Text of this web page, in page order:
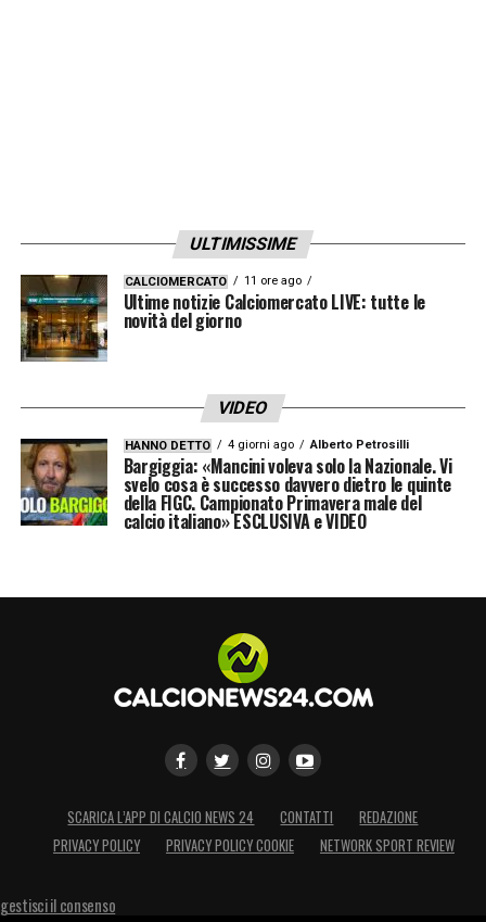
ULTIMISSIME
CALCIOMERCATO 11 ore ago
Ultime notizie Calciomercato LIVE: tutte le
novità del giorno
VIDEO
HANNO DETTO 4 giorni ago Alberto Petrosilli
Bargiggia: «Mancini voleva solo la Nazionale. Vi
svelo cosa è successo davvero dietro le quinte
della FIGC. Campionato Primavera male del
calcio italiano» ESCLUSIVA e VIDEO
SCARICA L’APP DI CALCIO NEWS 24 CONTATTI
REDAZIONE
PRIVACY POLICY
PRIVACY POLICY COOKIE NETWORK SPORT REVIEW
gestisci il consenso